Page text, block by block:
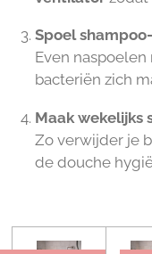
Spoel
Even
bacteriën zich
Maak wekelijks
Zo verwijder je
de douche